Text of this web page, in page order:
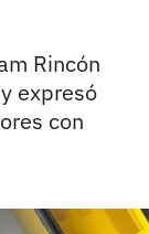
Rincón
expresó
con